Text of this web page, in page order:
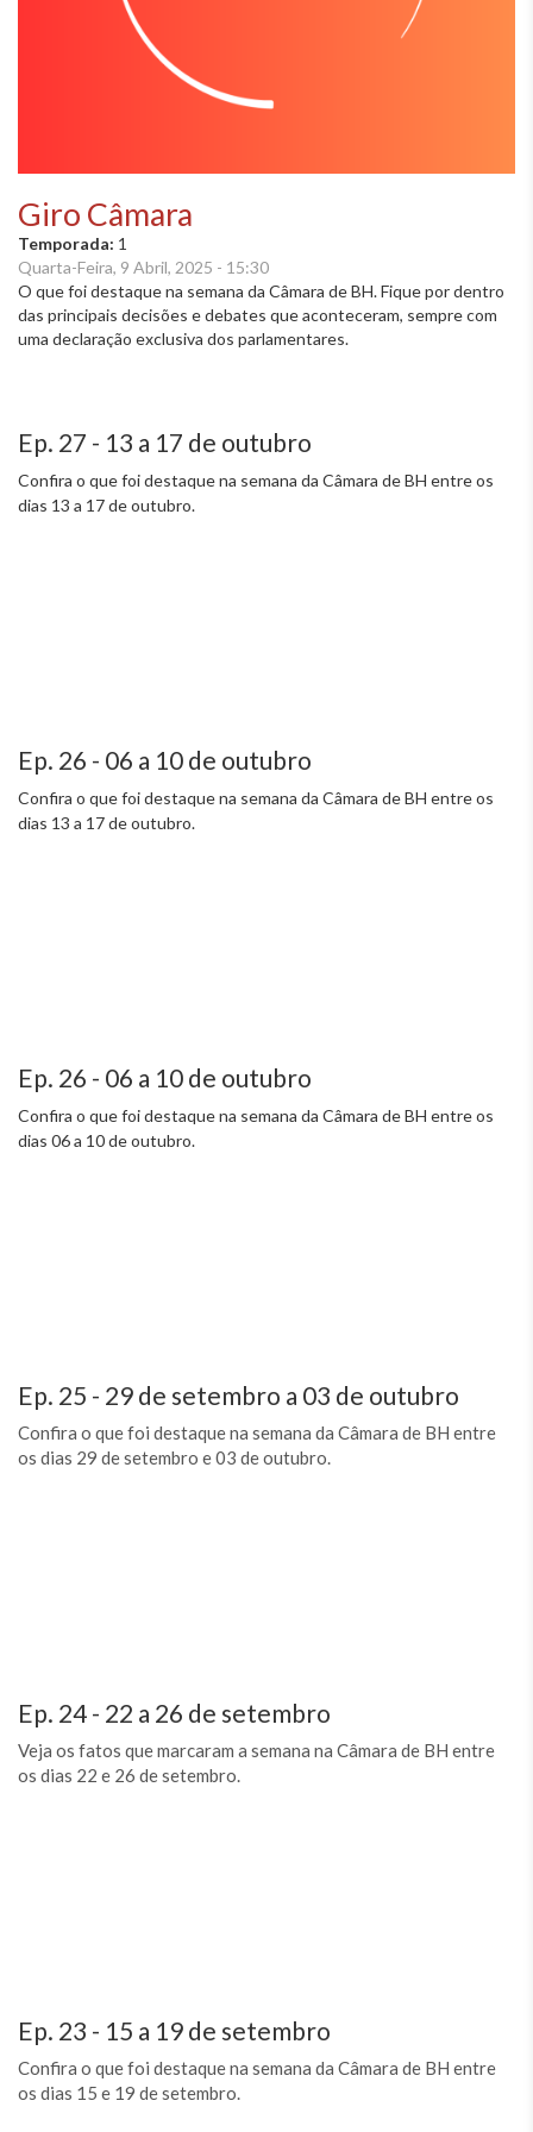
Giro Câmara
Temporada: 1
Quarta-Feira, 9 Abril, 2025 - 15:30
O que foi destaque na semana da Câmara de BH. Fique por dentro
das principais decisões e debates que aconteceram, sempre com
uma declaração exclusiva dos parlamentares.
Ep. 27 - 13 a 17 de outubro
Confira o que foi destaque na semana da Câmara de BH entre os
dias 13 a 17 de outubro.
Ep. 26 - 06 a 10 de outubro
Confira o que foi destaque na semana da Câmara de BH entre os
dias 13 a 17 de outubro.
Ep. 26 - 06 a 10 de outubro
Confira o que foi destaque na semana da Câmara de BH entre os
dias 06 a 10 de outubro.
Ep. 25 - 29 de setembro a 03 de outubro
Confira o que foi destaque na semana da Câmara de BH entre
os dias 29 de setembro e 03 de outubro.
Ep. 24 - 22 a 26 de setembro
Veja os fatos que marcaram a semana na Câmara de BH entre
os dias 22 e 26 de setembro.
Ep. 23 - 15 a 19 de setembro
Confira o que foi destaque na semana da Câmara de BH entre
os dias 15 e 19 de setembro.